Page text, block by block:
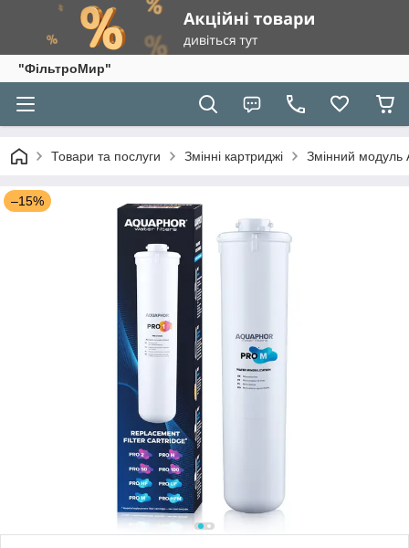
"ФільтроМир"
Товари та послуги Змінні картриджі Змінний
–15%